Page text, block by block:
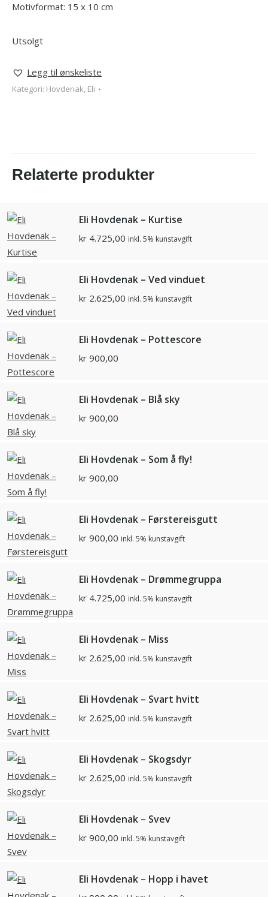
Motivformat: 15 x 10 cm
Utsolgt
Legg til ønskeliste
Kategori: Hovdenak, Eli
Relaterte produkter
Eli Hovdenak – Kurtise
kr 4.725,00 inkl. 5% kunstavgift
Eli Hovdenak – Ved vinduet
kr 2.625,00 inkl. 5% kunstavgift
Eli Hovdenak – Pottescore
kr 900,00
Eli Hovdenak – Blå sky
kr 900,00
Eli Hovdenak – Som å fly!
kr 900,00
Eli Hovdenak – Førstereisgutt
kr 900,00 inkl. 5% kunstavgift
Eli Hovdenak – Drømmegruppa
kr 4.725,00 inkl. 5% kunstavgift
Eli Hovdenak – Miss
kr 2.625,00 inkl. 5% kunstavgift
Eli Hovdenak – Svart hvitt
kr 2.625,00 inkl. 5% kunstavgift
Eli Hovdenak – Skogsdyr
kr 2.625,00 inkl. 5% kunstavgift
Eli Hovdenak – Svev
kr 900,00 inkl. 5% kunstavgift
Eli Hovdenak – Hopp i havet